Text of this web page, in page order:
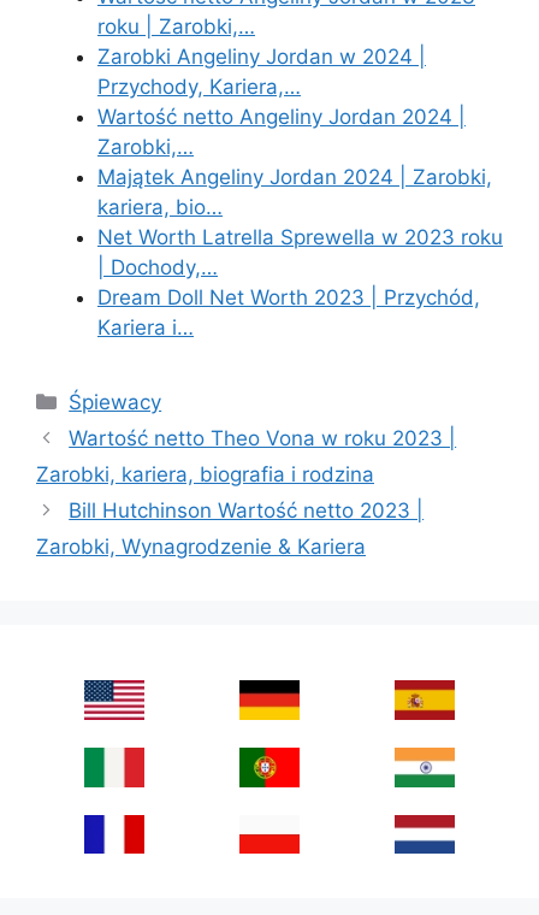
roku | Zarobki,…
Zarobki Angeliny Jordan w 2024 |
Przychody, Kariera,…
Wartość netto Angeliny Jordan 2024 |
Zarobki,…
Majątek Angeliny Jordan 2024 | Zarobki,
kariera, bio…
Net Worth Latrella Sprewella w 2023 roku
| Dochody,…
Dream Doll Net Worth 2023 | Przychód,
Kariera i…
Categories
Śpiewacy
Wartość netto Theo Vona w roku 2023 |
Zarobki, kariera, biografia i rodzina
Bill Hutchinson Wartość netto 2023 |
Zarobki, Wynagrodzenie & Kariera